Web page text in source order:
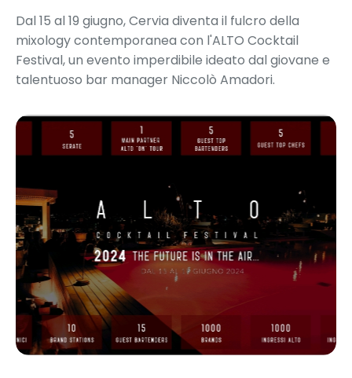
Dal 15 al 19 giugno, Cervia diventa il fulcro della
mixology contemporanea con l'ALTO Cocktail
Festival, un evento imperdibile ideato dal giovane e
talentuoso bar manager Niccolò Amadori.